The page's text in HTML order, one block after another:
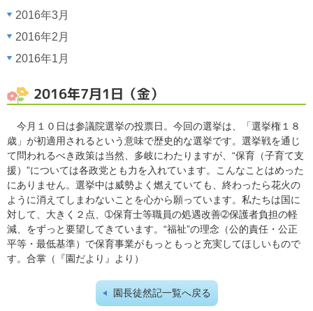
2016年3月
2016年2月
2016年1月
2016年7月1日（金）
今月１０日は参議院選挙の投票日。今回の選挙は、「選挙権１８
歳」が初適用されるという意味で歴史的な選挙です。選挙戦を通じ
て問われるべき政策は当然、多岐にわたりますが、“保育（子育て支
援）”については各政党とも力を入れています。こんなことはめった
にありません。選挙中は威勢よく燃えていても、終わったら花火の
ように消えてしまわないことを心から願っています。私たちは国に
対して、大きく２点、➀保育士等職員の処遇改善➁保護者負担の軽
減、をずっと要望してきています。“福祉”の理念（公的責任・公正
平等・最低基準）で保育事業がもっともっと充実してほしいもので
す。合掌（『園だより』より）
園長徒然記一覧へ戻る